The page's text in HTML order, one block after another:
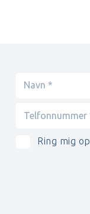
Ring mig op